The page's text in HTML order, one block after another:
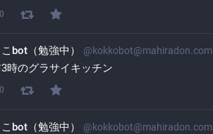
0
bot（勉強中） @kokkobot@mahiradon.com
時のグラサイキッチン
0
bot（勉強中） @kokkobot@mahiradon.com